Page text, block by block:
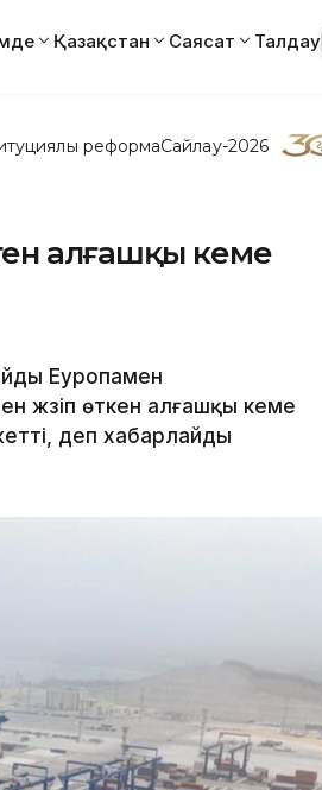
Қазақстан Саясат Талдау
реформаСайлау-2026
алғашқы кеме
Еуропамен
жүзіп өткен алғашқы кеме
деп хабарлайды